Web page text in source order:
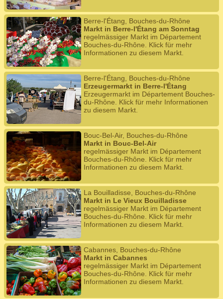
Berre-l'Étang, Bouches-du-Rhône
Markt in Berre-l'Étang am Sonntag
regelmässiger Markt im Département
Bouches-du-Rhône. Klick für mehr
Informationen zu diesem Markt.
Berre-l'Étang, Bouches-du-Rhône
Erzeugermarkt in Berre-l'Étang
Erzeugermarkt im Département Bouches-
du-Rhône. Klick für mehr Informationen
zu diesem Markt.
Bouc-Bel-Air, Bouches-du-Rhône
Markt in Bouc-Bel-Air
regelmässiger Markt im Département
Bouches-du-Rhône. Klick für mehr
Informationen zu diesem Markt.
La Bouilladisse, Bouches-du-Rhône
Markt in Le Vieux Bouilladisse
regelmässiger Markt im Département
Bouches-du-Rhône. Klick für mehr
Informationen zu diesem Markt.
Cabannes, Bouches-du-Rhône
Markt in Cabannes
regelmässiger Markt im Département
Bouches-du-Rhône. Klick für mehr
Informationen zu diesem Markt.